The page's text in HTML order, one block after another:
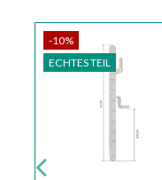
-10%
ECHTES TEIL